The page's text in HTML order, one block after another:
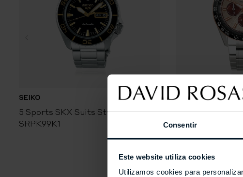
Consentir
Este website utiliza cookies
Utilizamos cookies para
SEIKO
5 Sports SKX Suits Style
SRPK99K1
GRAND SEIKO
Tentagraph